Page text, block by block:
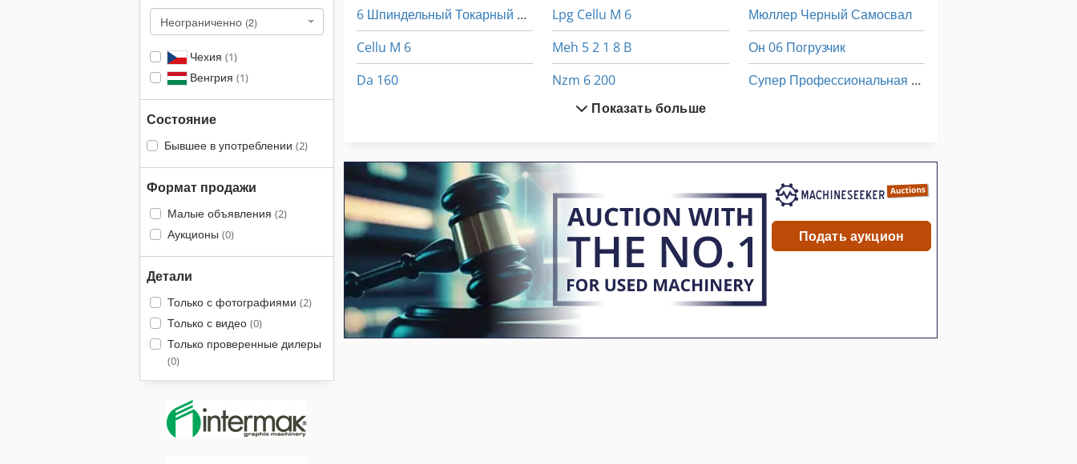
Неограниченно (2)
Чехия (1)
Венгрия (1)
Состояние
Бывшее в употреблении (2)
Формат продажи
Малые объявления (2)
Аукционы (0)
Детали
Только с фотографиями (2)
Только с видео (0)
Только проверенные дилеры
(0)
6 Шпиндельный Токарный Автомат
Cellu M 6
Da 160
Ga 11 Ff
Hfs 6
Lpg Cellu M 6
Meh 5 2 1 8 B
Nzm 6 200
Sixis 103
Tur 560
Мюллер Черный Самосвал
Он 06 Погрузчик
Супер Профессиональная Он 06 Погрузчик
Показать больше
Подать аукцион